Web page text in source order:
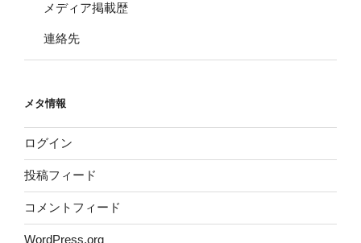
メディア掲載歴
連絡先
メタ情報
ログイン
投稿フィード
コメントフィード
WordPress.org